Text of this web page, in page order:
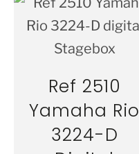
Ref 2510
Yamaha Rio
3224-D